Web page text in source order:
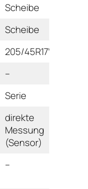
Scheibe
Scheibe
205/45R17W
–
Serie
direkte
Messung
(Sensor)
–